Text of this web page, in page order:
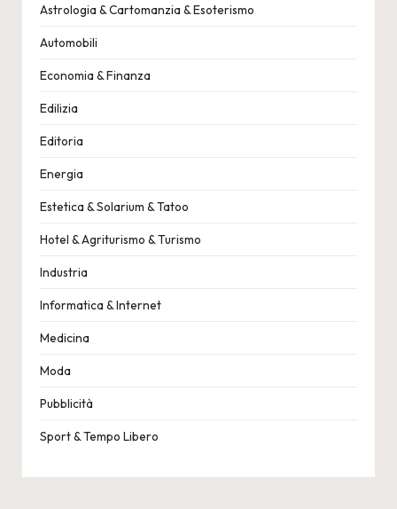
Astrologia & Cartomanzia & Esoterismo
Automobili
Economia & Finanza
Edilizia
Editoria
Energia
Estetica & Solarium & Tatoo
Hotel & Agriturismo & Turismo
Industria
Informatica & Internet
Medicina
Moda
Pubblicità
Sport & Tempo Libero